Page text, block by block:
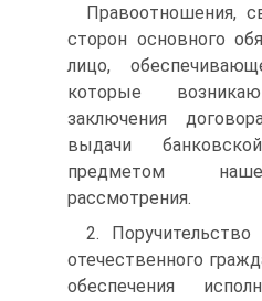
Правоотношения,
сторон основного
лицо,
которые
заключения
выдачи
предметом
рассмотрения.
2.
отечественного
обеспечения